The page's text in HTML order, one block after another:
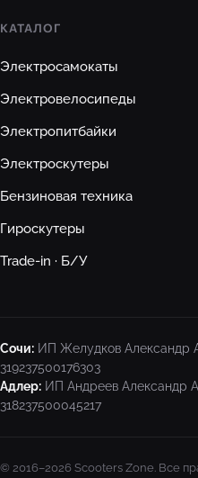
КАТАЛОГ
Электросамокаты
Электровелосипеды
Электропитбайки
Электроскутеры
Бензиновая техника
Гироскутеры
Trade-in · Б/У
Сочи: ИП Желудков Александр
319237500176303
Адлер: ИП Андреев Александр
318237500045217
© 2016–2026 Scooters Zone. Все